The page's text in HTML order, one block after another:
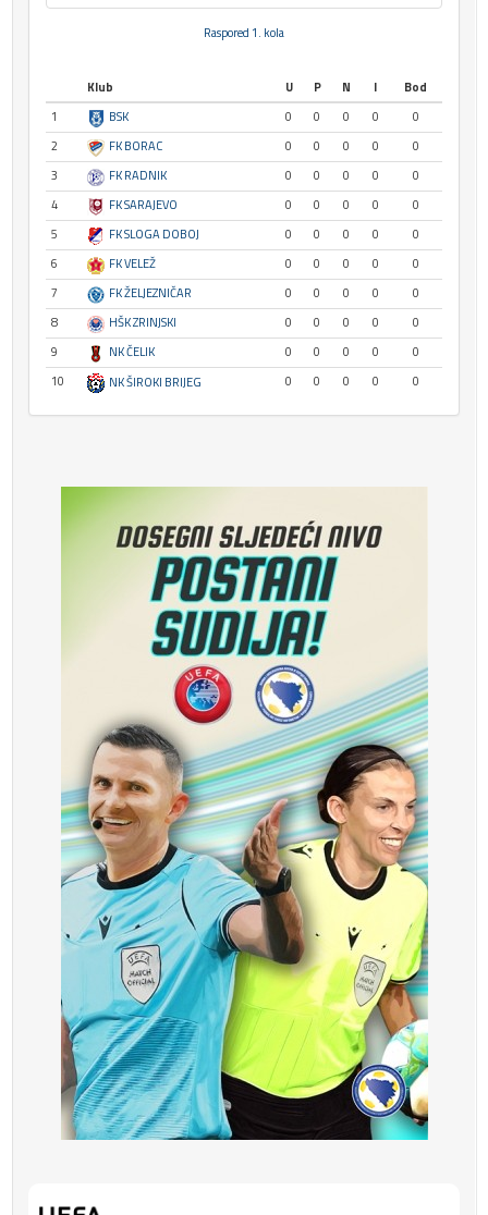
Raspored 1. kola
Klub U P N I
Bod
1
BSK 0 0 0 0
0
2
FK BORAC 0 0 0 0
0
3
FK RADNIK 0 0 0 0
0
4
FK SARAJEVO 0 0 0 0
0
5
FK SLOGA DOBOJ 0 0 0 0
0
6
FK VELEŽ 0 0 0 0
0
7
FK ŽELJEZNIČAR 0 0 0 0
0
8
HŠK ZRINJSKI 0 0 0 0
0
9
NK ČELIK 0 0 0 0
0
10
NK ŠIROKI BRIJEG 0 0 0 0 0